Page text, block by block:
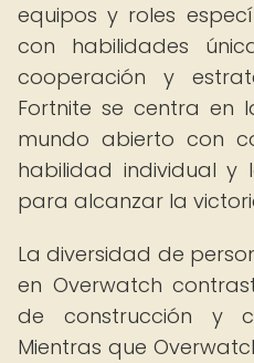
equipos y roles
con habilidades
cooperación y
Fortnite se centra en
mundo abierto con
habilidad individual y
para alcanzar la
La diversidad de
en Overwatch
de construcción y
Mientras que